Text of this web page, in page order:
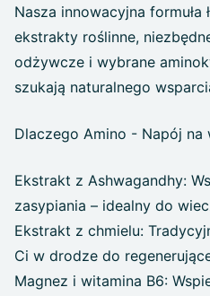
Nasza innowacyjna formuła
ekstrakty roślinne,
odżywcze i wybrane
szukają naturalnego
Dlaczego Amino - Napój
Ekstrakt z Ashwagandhy:
zasypiania – idealny do
Ekstrakt z chmielu:
Ci w drodze do
Magnez i witamina B6: